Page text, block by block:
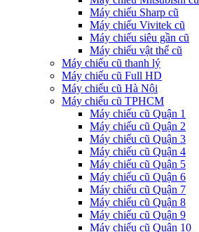
Máy chiếu Sharp cũ
Máy chiếu Vivitek cũ
Máy chiếu siêu gần cũ
Máy chiếu vật thể cũ
Máy chiếu cũ thanh lý
Máy chiếu cũ Full HD
Máy chiếu cũ Hà Nội
Máy chiếu cũ TPHCM
Máy chiếu cũ Quận 1
Máy chiếu cũ Quận 2
Máy chiếu cũ Quận 3
Máy chiếu cũ Quận 4
Máy chiếu cũ Quận 5
Máy chiếu cũ Quận 6
Máy chiếu cũ Quận 7
Máy chiếu cũ Quận 8
Máy chiếu cũ Quận 9
Máy chiếu cũ Quận 10